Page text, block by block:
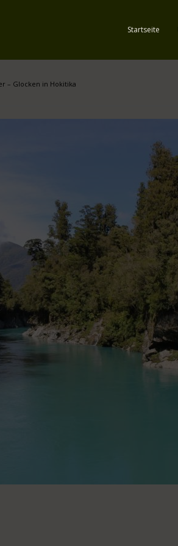
Startseite
– Glocken in Hokitika